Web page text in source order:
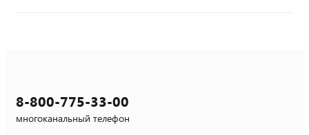
8-800-775-33-00
многоканальный телефон